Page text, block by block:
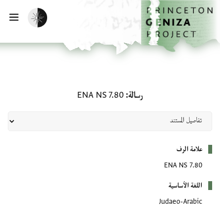
إلى المحتوى الرئيسي
الرئيسية
تفعيل الوضع المظلم
رسالة ENA NS 7.80
علامة الرف
ENA NS 7.80
اللغة الأساسية
Judaeo-Arabic